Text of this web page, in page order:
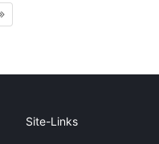
Site-Links